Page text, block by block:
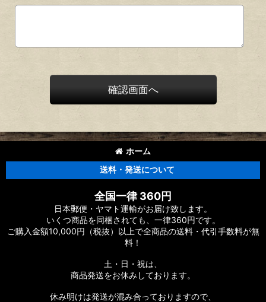
確認画面へ
ホーム
送料・発送について
全国一律 360円
日本郵便・ヤマト運輸がお届け致します。
いくつ商品を同梱されても、一律360円です。
ご購入金額10,000円（税抜）以上で全商品の送料・代引手数料が無
料！
土・日・祝は、
商品発送をお休みしております。
休み明けは発送が混み合っておりますので、